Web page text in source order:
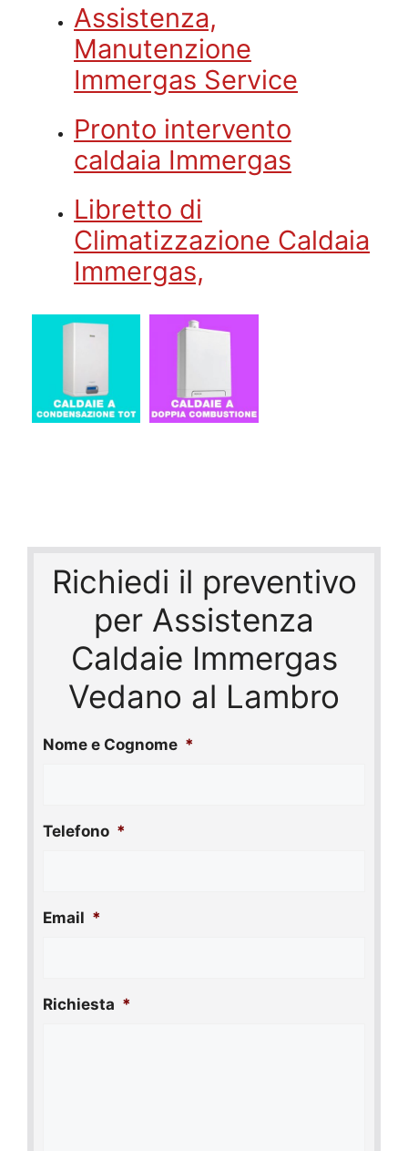
Assistenza,
Manutenzione
Immergas Service
Pronto intervento
caldaia Immergas
Libretto di
Climatizzazione Caldaia
Immergas,
Richiedi il preventivo
per Assistenza
Caldaie Immergas
Vedano al Lambro
Nome e Cognome *
Telefono *
Email *
Richiesta *